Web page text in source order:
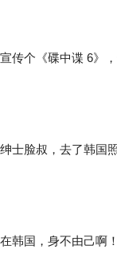
传个《碟中谍 6》
士脸叔，去了韩国
韩国，身不由己啊！